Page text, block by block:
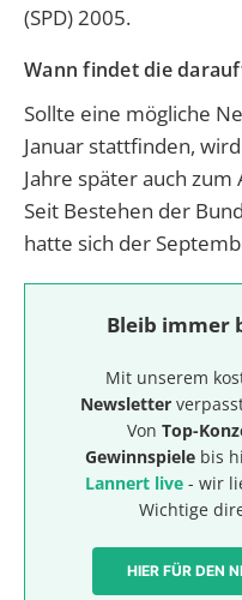
(SPD) 2005.
Wann findet die
Sollte eine mögliche
Januar stattfinden,
Jahre später auch zum
Seit Bestehen der
hatte sich der
Bleib immer
Mit unserem
Newsletter
Von Top-
Gewinnspiele bis
Lannert live- wir
Wichtige
HIER FÜR DEN